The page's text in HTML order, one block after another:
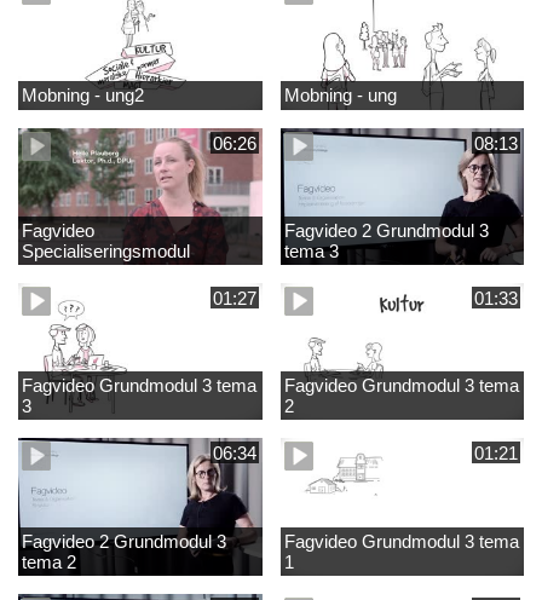
Mobning - ung2 Mobning - ung
06:26
Fagvideo
Specialiseringsmodul
Grundskole
08:13
Fagvideo 2 Grundmodul 3
tema 3
01:27
Fagvideo Grundmodul 3 tema
3
01:33
Fagvideo Grundmodul 3 tema
2
06:34
Fagvideo 2 Grundmodul 3
tema 2
01:21
Fagvideo Grundmodul 3 tema
1